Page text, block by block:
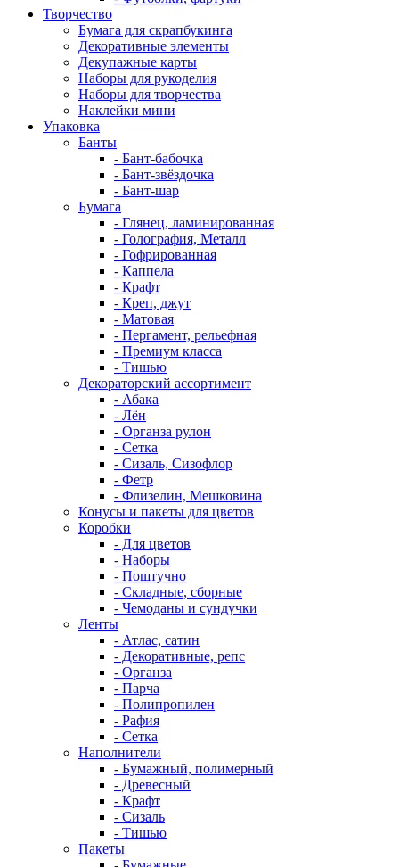
Творчество
Бумага для скрапбукинга
Декоративные элементы
Декупажные карты
Наборы для рукоделия
Наборы для творчества
Наклейки мини
Упаковка
Банты
- Бант-бабочка
- Бант-звёздочка
- Бант-шар
Бумага
- Глянец, ламинированная
- Голография, Металл
- Гофрированная
- Каппела
- Крафт
- Креп, джут
- Матовая
- Пергамент, рельефная
- Премиум класса
- Тишью
Декораторский ассортимент
- Абака
- Лён
- Органза рулон
- Сетка
- Сизаль, Сизофлор
- Фетр
- Флизелин, Мешковина
Конусы и пакеты для цветов
Коробки
- Для цветов
- Наборы
- Поштучно
- Складные, сборные
- Чемоданы и сундучки
Ленты
- Атлас, сатин
- Декоративные, репс
- Органза
- Парча
- Полипропилен
- Рафия
- Сетка
Наполнители
- Бумажный, полимерный
- Древесный
- Крафт
- Сизаль
- Тишью
Пакеты